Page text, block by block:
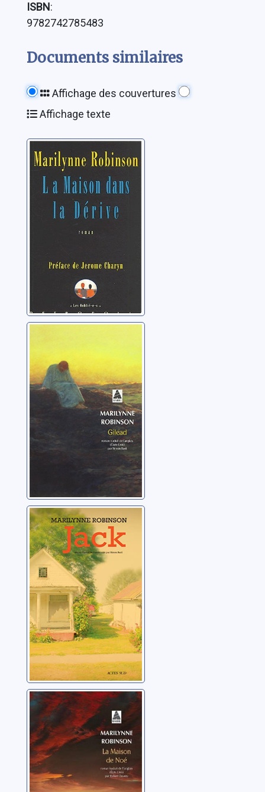
ISBN:
9782742785483
Documents similaires
Affichage des couvertures
Affichage texte
La maison dans
la dérive: roman
Robinson, Marilynne
Robinson, Marilynne
Jack
Robinson, Marilynne
La maison de
Noé
Robinson, Marilynne